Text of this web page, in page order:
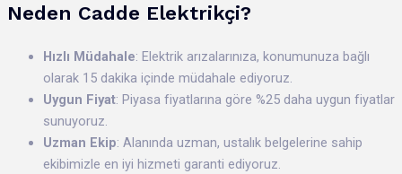
Neden Cadde Elektrikçi?
Hızlı Müdahale: Elektrik arızalarınıza, konumunuza bağlı
olarak 15 dakika içinde müdahale ediyoruz.
Uygun Fiyat: Piyasa fiyatlarına göre %25 daha uygun fiyatlar
sunuyoruz.
Uzman Ekip: Alanında uzman, ustalık belgelerine sahip
ekibimizle en iyi hizmeti garanti ediyoruz.